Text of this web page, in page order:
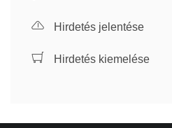
Hirdetés jelentése
Hirdetés kiemelése